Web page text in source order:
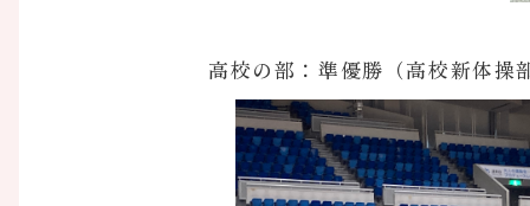
高校の部：準優勝（高校新体操